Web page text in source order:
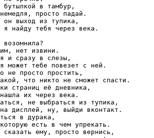
бутылкой в тамбур,
просто падай.
он выход из тупика,
я найду тебя через века.
нет извини.
и сразу в слезы,
может тебе повезет с ней.
не просто простить,
что никто не сможет спасти.
страниц её дневника,
их через века.
не выбраться из тупика,
дисплей, ну, выйди вконтакт.
в дурака,
есть в чем упрекать.
сказать ему, просто вернись,